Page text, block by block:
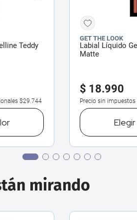
Teddy
$29.744
GET THE LOOK
Labial Líquido
Matte
$ 18.990
Precio sin impuestos
Elegir
mirando